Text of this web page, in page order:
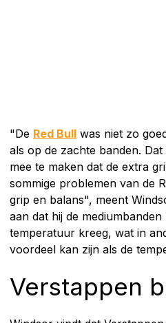
"De Red Bull was niet zo
als op de zachte banden.
mee te maken dat de extra
sommige problemen van de
grip en balans", meent
aan dat hij de
temperatuur kreeg, wat in
voordeel kan zijn als de
Verstappen